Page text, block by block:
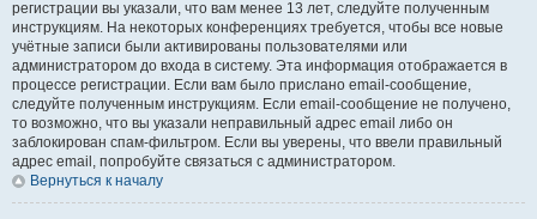
регистрации вы указали, что вам менее 13 лет, следуйте полученным
инструкциям. На некоторых конференциях требуется, чтобы все новые
учётные записи были активированы пользователями или
администратором до входа в систему. Эта информация отображается в
процессе регистрации. Если вам было прислано email-сообщение,
следуйте полученным инструкциям. Если email-сообщение не получено,
то возможно, что вы указали неправильный адрес email либо он
заблокирован спам-фильтром. Если вы уверены, что ввели правильный
адрес email, попробуйте связаться с администратором.
Вернуться к началу